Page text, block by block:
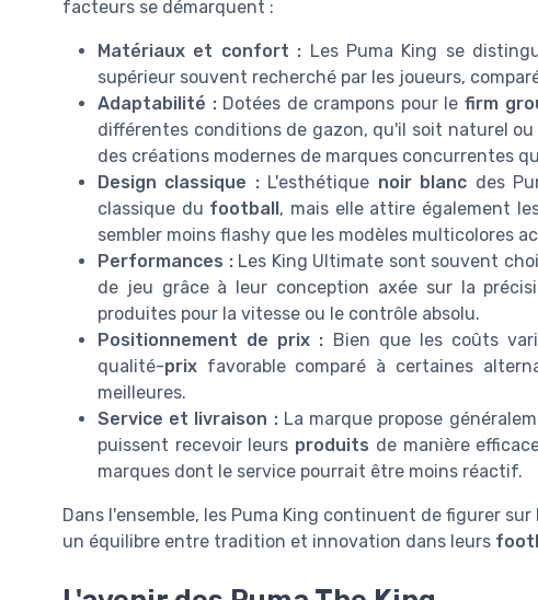
facteurs se démarquent :
Matériaux et confort : Les Puma King se
supérieur souvent recherché par les joueurs,
Adaptabilité :Dotées de crampons pour lefirm
différentes conditions de gazon, qu'il soit naturel
des créations modernes de marques concurrentes
Design classique :L'esthétique noir blanc des
classique du football, mais elle attire également
sembler moins flashy que les modèles multicolores
Performances :Les King Ultimate sont souvent
de jeu grâce à leur conception axée sur la
produites pour la vitesse ou le contrôle absolu.
Positionnement de prix : Bien que les coûts
qualité-prix favorable comparé à certaines
meilleures.
Service et livraison :La marque propose
puissent recevoir leurs produits de manière
marques dont le service pourrait être moins réactif.
Dans l'ensemble, les Puma King continuent de figurer sur
un équilibre entre tradition et innovation dans leurs